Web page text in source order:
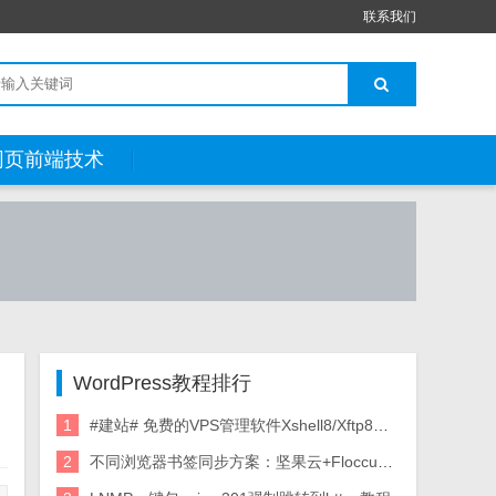
联系我们
页前端技术
WordPress教程排行
1 #建站# 免费的VPS管理软件Xshell8/Xftp8中文版下载
2 不同浏览器书签同步方案：坚果云+Floccus_详细使用教程